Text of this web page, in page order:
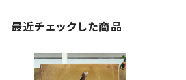
最近チェックした商品